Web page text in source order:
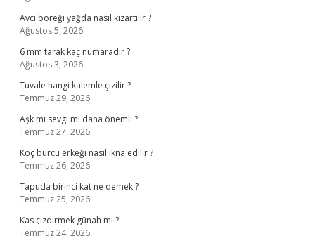
Avcı böreği yağda nasıl kızartılır ?
Ağustos 5, 2026
6 mm tarak kaç numaradır ?
Ağustos 3, 2026
Tuvale hangi kalemle çizilir ?
Temmuz 29, 2026
Aşk mı sevgi mi daha önemli ?
Temmuz 27, 2026
Koç burcu erkeği nasıl ikna edilir ?
Temmuz 26, 2026
Tapuda birinci kat ne demek ?
Temmuz 25, 2026
Kas çizdirmek günah mı ?
Temmuz 24, 2026